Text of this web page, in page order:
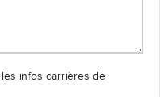
infos carrières de